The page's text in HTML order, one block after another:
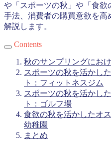
や「スポーツの秋」や「食
手法、消費者の購買意欲を
解説します。
Contents
秋のサンプリングにお
スポーツの秋を活かし
ト：フィットネスジム
スポーツの秋を活かし
ト：ゴルフ場
食欲の秋を活かしたオ
幼稚園
まとめ